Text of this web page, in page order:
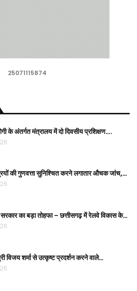
25071115874
के अंतर्गत मंत्रालय में दो दिवसीय प्रशिक्षण….
की गुणवत्ता सुनिश्चित करने लगातार औचक जांच,…
का बड़ा तोहफा – छत्तीसगढ़ में रेलवे विकास के…
विजय शर्मा से उत्कृष्ट प्रदर्शन करने वाले…